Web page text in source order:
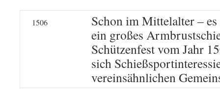
1506
Schon im Mittelalter –
ein großes
Schützenfest vom Jahr
sich
vereinsähnlichen